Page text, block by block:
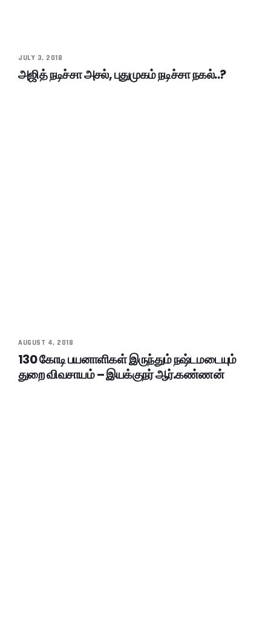
JULY 3, 2018
அஜித் நடிச்சா அசல், புதுமுகம் நடிச்சா நகல்..?
AUGUST 4, 2018
130 கோடி பயனாளிகள் இருந்தும் நஷ்டமடையும்
துறை விவசாயம் – இயக்குநர் ஆர்.கண்ணன்